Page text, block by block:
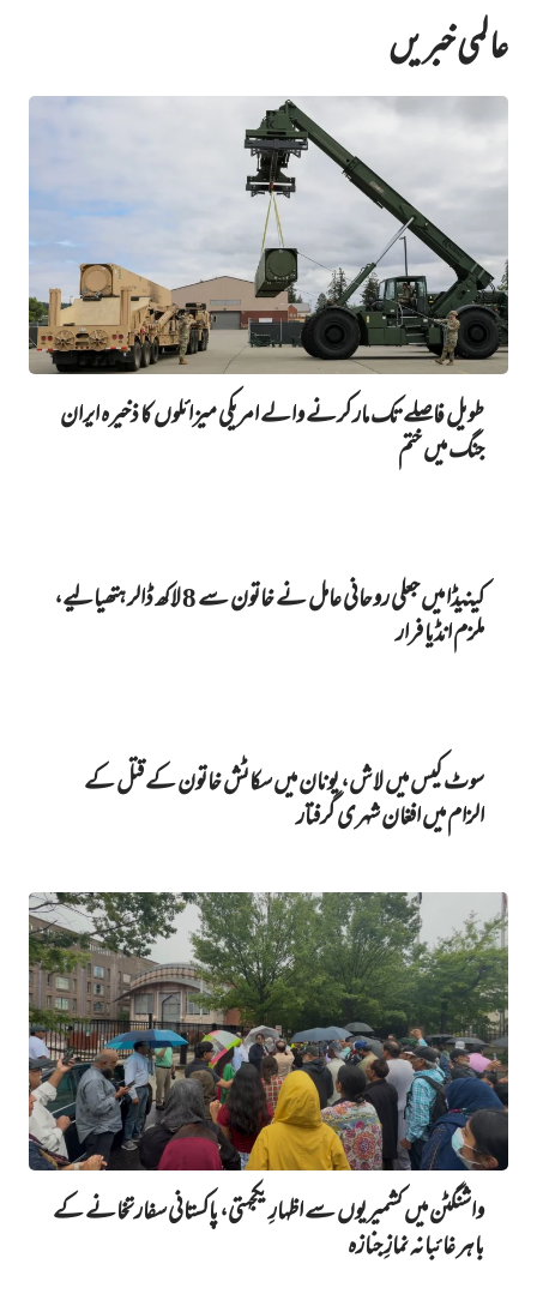
عالمی خبریں
طویل فاصلے تک مار کرنے والے امریکی میزائلوں کا ذخیرہ ایران
جنگ میں‌ ختم
کینیڈا میں‌ جعلی روحانی عامل نے خاتون سے 8 لاکھ ڈالر ہتھیا لیے،
ملزم انڈیا فرار
سوٹ کیس میں‌ لاش، یونان میں‌ سکاٹش خاتون کے قتل کے
الزام میں‌ افغان شہری گرفتار
واشنگٹن میں کشمیریوں سے اظہارِ یکجہتی، پاکستانی سفارتخانے کے
باہر غائبانہ نمازِ جنازہ